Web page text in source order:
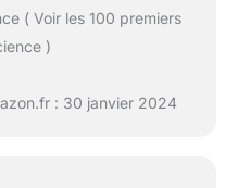
( Voir les 100 premiers
)
: 30 janvier 2024